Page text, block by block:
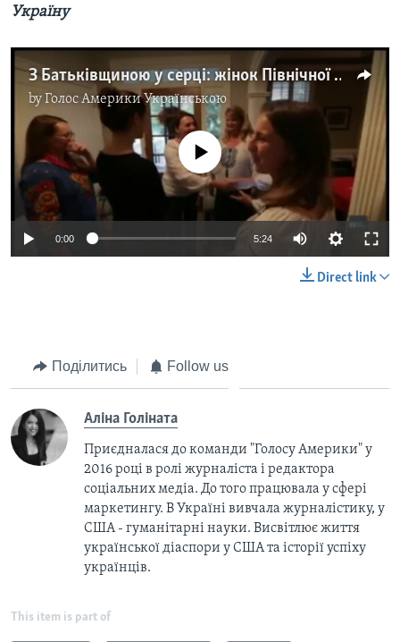
Україну
З Батьківщиною у серці: жінок Північної Кароліни об'єднав спільний біль за Україну. Відео
byГолос Америки Українською
No media source currently available
0:00 5:24
Direct link
Поділитись Follow us
Аліна Голіната
Приєдналася до команди "Голосу Америки" у
2016 році в ролі журналіста і редактора
соціальних медіа. До того працювала у сфері
маркетингу. В Україні вивчала журналістику, у
США - гуманітарні науки. Висвітлює життя
української діаспори у США та історії успіху
українців.
This item is part of